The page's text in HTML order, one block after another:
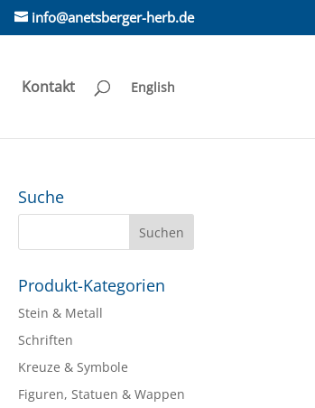
info@anetsberger-herb.de
Kontakt English
Suche
Produkt-Kategorien
Stein & Metall
Schriften
Kreuze & Symbole
Figuren, Statuen & Wappen